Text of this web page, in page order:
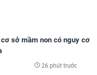
sở mầm non có nguy cơ
26 phút trước